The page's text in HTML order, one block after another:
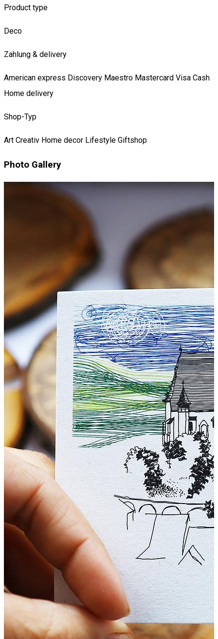
Product type
Deco
Zahlung & delivery
American express Discovery Maestro Mastercard Visa Cash
Home delivery
Shop-Typ
Art Creativ Home decor Lifestyle Giftshop
Photo Gallery